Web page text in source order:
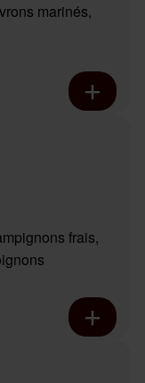
marinés,
frais,